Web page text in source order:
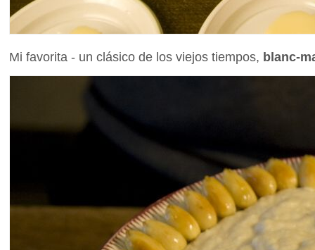
Mi favorita - un clásico de los viejos tiempos, blanc-